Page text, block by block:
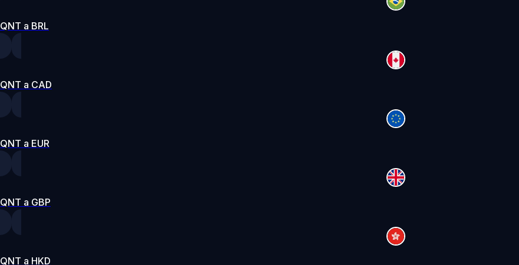
QNT a BRL
QNT a CAD
QNT a EUR
QNT a GBP
QNT a HKD